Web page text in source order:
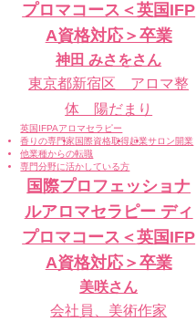
プロマコース＜英国IFP
A資格対応＞卒業
神田 みさをさん
東京都新宿区 アロマ整
体 陽だまり
英国IFPAアロマセラピー
香りの専門家国際資格取得起業サロン開業
他業種からの転職
専門分野に活かしている方
国際プロフェッショナ
ルアロマセラピー ディ
プロマコース＜英国IFP
A資格対応＞卒業
美咲さん
会社員、美術作家